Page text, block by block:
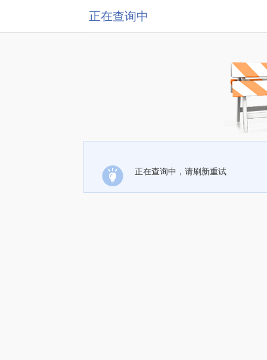
正在查询中
正在查询中，请刷新重试